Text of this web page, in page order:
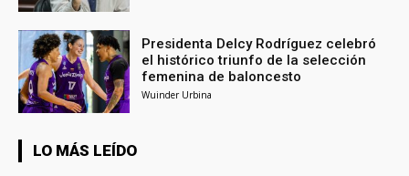
Presidenta Delcy Rodríguez celebró
el histórico triunfo de la selección
femenina de baloncesto
Wuinder Urbina
LO MÁS LEÍDO